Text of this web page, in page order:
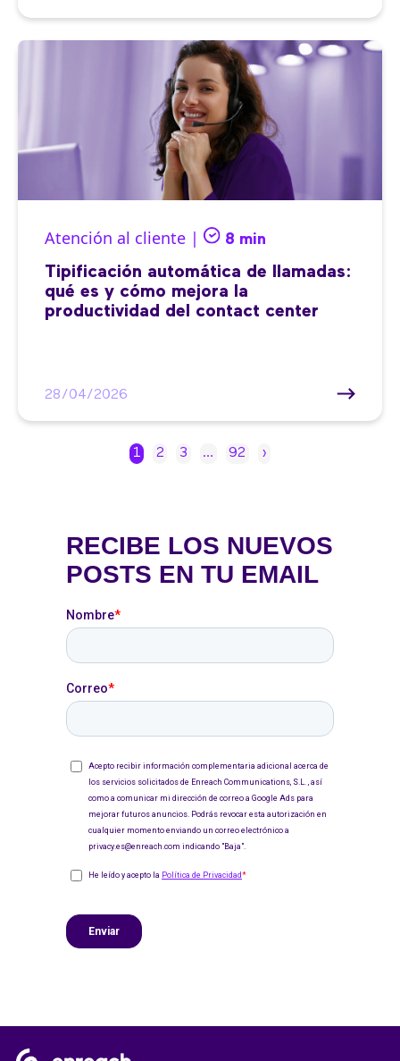
Atención al cliente | 8 min
Tipificación automática de llamadas:
qué es y cómo mejora la
productividad del contact center
28/04/2026
1 2 3 … 92 ›